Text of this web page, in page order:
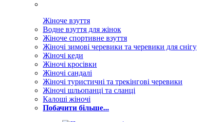
Жіноче взуття
Водне взуття для жінок
Жіноче спортивне взуття
Жіночі зимові черевики та черевики для снігу
Жіночі кеди
Жіночі кросівки
Жіночі сандалі
Жіночі туристичні та трекінгові черевики
Жіночі шльопанці та сланці
Калоші жіночі
Побачити більше...